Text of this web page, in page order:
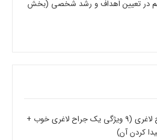
در تعیین اهداف و رشد شخصی (بخش
بهترین جراح لاغری (9 ویژگی یک جراح لاغری خوب +
کردن آن)